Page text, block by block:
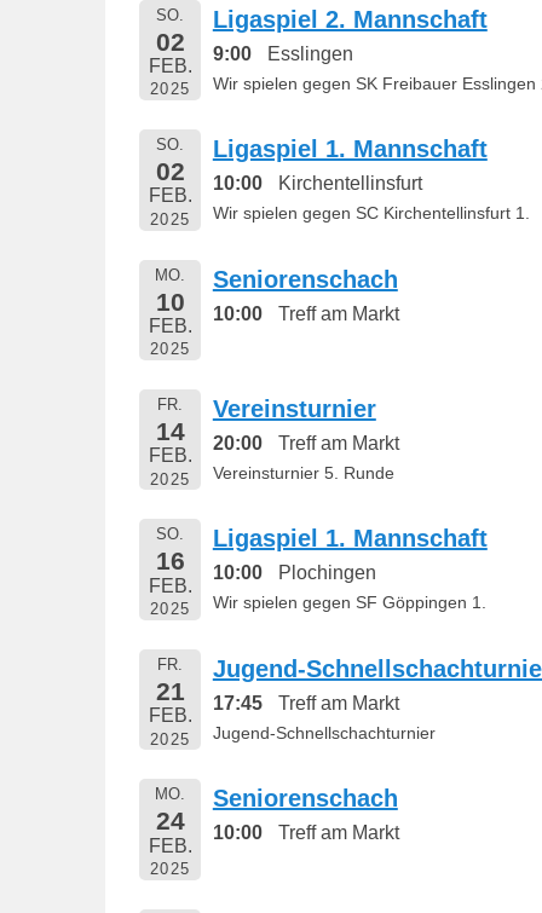
SO.
02
FEB.
2025
Ligaspiel 2. Mannschaft
9:00 Esslingen
Wir spielen gegen SK Freibauer Esslingen
SO.
02
FEB.
2025
Ligaspiel 1. Mannschaft
10:00 Kirchentellinsfurt
Wir spielen gegen SC Kirchentellinsfurt 1.
MO.
10
FEB.
2025
Seniorenschach
10:00 Treff am Markt
FR.
14
FEB.
2025
Vereinsturnier
20:00 Treff am Markt
Vereinsturnier 5. Runde
SO.
16
FEB.
2025
Ligaspiel 1. Mannschaft
10:00 Plochingen
Wir spielen gegen SF Göppingen 1.
FR.
21
FEB.
2025
Jugend-
17:45 Treff am Markt
Jugend-Schnellschachturnier
MO.
24
FEB.
2025
Seniorenschach
10:00 Treff am Markt